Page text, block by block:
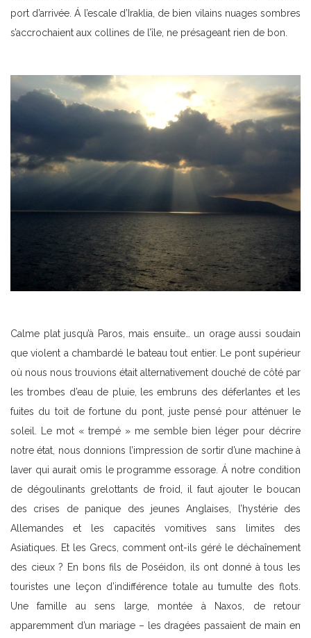
port d’arrivée. Á l’escale d’Iraklia, de bien vilains nuages sombres
s’accrochaient aux collines de l’île, ne présageant rien de bon.
Calme plat jusqu’à Paros, mais ensuite… un orage aussi soudain
que violent a chambardé le bateau tout entier. Le pont supérieur
où nous nous trouvions était alternativement douché de côté par
les trombes d’eau de pluie, les embruns des déferlantes et les
fuites du toit de fortune du pont, juste pensé pour atténuer le
soleil. Le mot « trempé » me semble bien léger pour décrire
notre état, nous donnions l’impression de sortir d’une machine à
laver qui aurait omis le programme essorage. Á notre condition
de dégoulinants grelottants de froid, il faut ajouter le boucan
des crises de panique des jeunes Anglaises, l’hystérie des
Allemandes et les capacités vomitives sans limites des
Asiatiques. Et les Grecs, comment ont-ils géré le déchaînement
des cieux ? En bons fils de Poséidon, ils ont donné à tous les
touristes une leçon d’indifférence totale au tumulte des flots.
Une famille au sens large, montée à Naxos, de retour
apparemment d’un mariage – les dragées passaient de main en